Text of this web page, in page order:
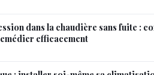
dans la chaudière sans fuite :
efficacement